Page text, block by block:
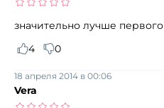
значительно лучше первого
4
0
Vera
18 апреля 2014 в 00:06